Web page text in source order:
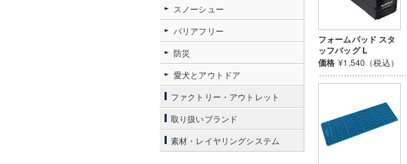
フォームパッド スタ
ッフバッグ L
価格 ¥1,540（税込）
スノーシュー
バリアフリー
防災
愛犬とアウトドア
ファクトリー・アウトレット
取り扱いブランド
素材・レイヤリングシステム